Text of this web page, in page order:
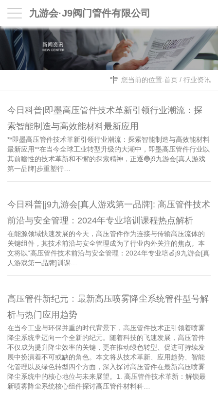
九游会·J9阀门管件有限公司
您当前的位置:首页 / 行业资讯
今日科普|即墨高压管件技术革新引领行业潮流：探
索智能制造与高效能材料最新应用
**即墨高压管件技术革新引领行业潮流：探索智能制造与高效能材料
最新应用**在当今全球工业转型升级的大潮中，即墨高压管件行业以
其前瞻性的技术革新和不懈的探索精神，正逐🔵j9九游会[真人游戏
第一品牌]步重塑行…
今日科普|j9九游会[真人游戏第一品牌]: 高压管件技术
前沿与安全管理：2024年专业培训课程热点解析
在能源领域快速发展的今天，高压管件作为连接与传输高压流体的
关键组件，其技术前沿与安全管理成为了行业内外关注的焦点。本
文将以“高压管件技术前沿与安全管理：2024年专业培🍎j9九游会[真
人游戏第一品牌]训课…
高压管件新纪元：最新高压喷雾降尘系统管件型号解
析与热门应用趋势
在当今工业与环保并重的时代背景下，高压管件技术正引领着喷雾
降尘系统🍭迈向一个全新的纪元。随着科技的飞速发展，高压管件
不仅成为提升降尘效率的关键，更在推动绿色转型、促进可持续发
展中扮演着不可或缺的角色。本文将从技术革新、应用趋势、智能
化管理以及绿色转型四个方面，深入探讨高压管件在最新高压喷雾
降尘系统中的核心地位与未来展望。1. 高压管件技术革新：解锁最
新喷雾降尘系统核心组件探讨高压管件材料科…